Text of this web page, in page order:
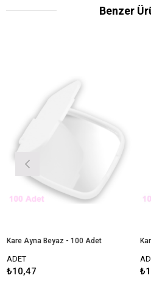
Benzer
Kare Ayna Beyaz - 100 Adet
ADET
₺10,47